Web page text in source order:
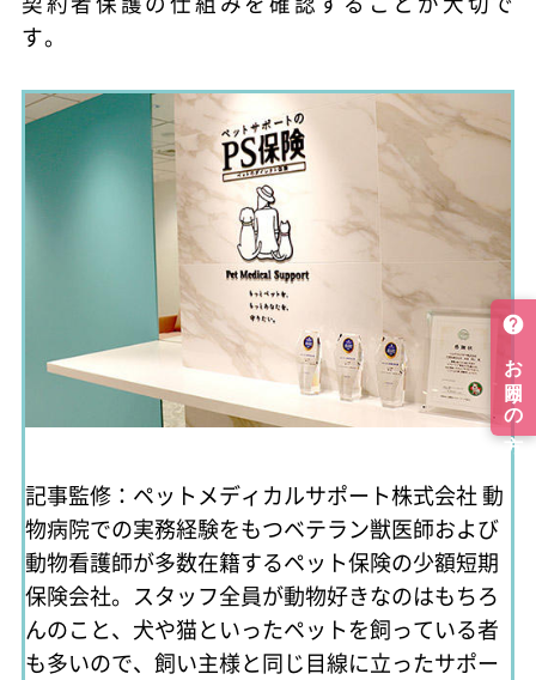
す。
記事監修：ペットメディカルサポート株式会社動
物病院での実務経験をもつベテラン獣医師および
動物看護師が多数在籍するペット保険の少額短期
保険会社。スタッフ全員が動物好きなのはもちろ
んのこと、犬や猫といったペットを飼っている者
も多いので、飼い主様と同じ目線に立ったサポー